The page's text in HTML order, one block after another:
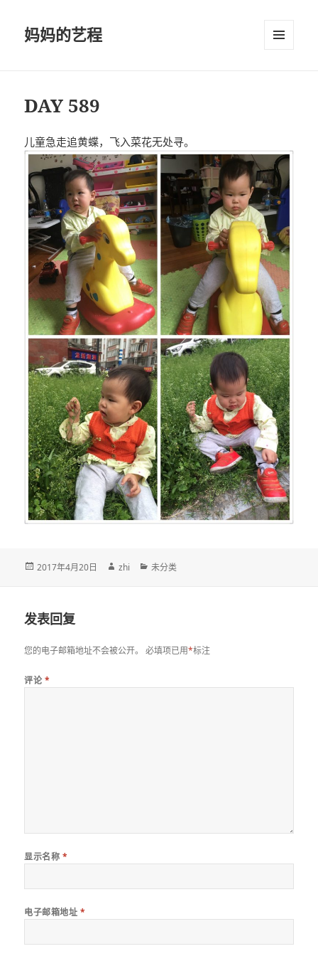
妈妈的艺程
DAY 589
儿童急走追黄蝶，飞入菜花无处寻。
发
2017年4月20日
作
zhi
分
未分类
发表回复
您的电子邮箱地址不会被公开。 必填项已用*标注
评论 *
显示名称 *
电子邮箱地址 *